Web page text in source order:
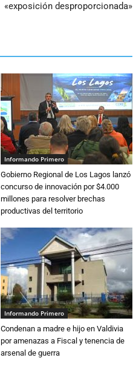
«exposición desproporcionada»
Informando Primero
Gobierno Regional de Los Lagos lanzó
concurso de innovación por $4.000
millones para resolver brechas
productivas del territorio
Informando Primero
Condenan a madre e hijo en Valdivia
por amenazas a Fiscal y tenencia de
arsenal de guerra